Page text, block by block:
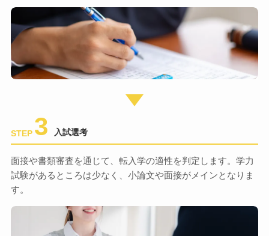
STEP 3 入試選考
面接や書類審査を通じて、転入学の適性を判定します。学力
試験があるところは少なく、小論文や面接がメインとなりま
す。